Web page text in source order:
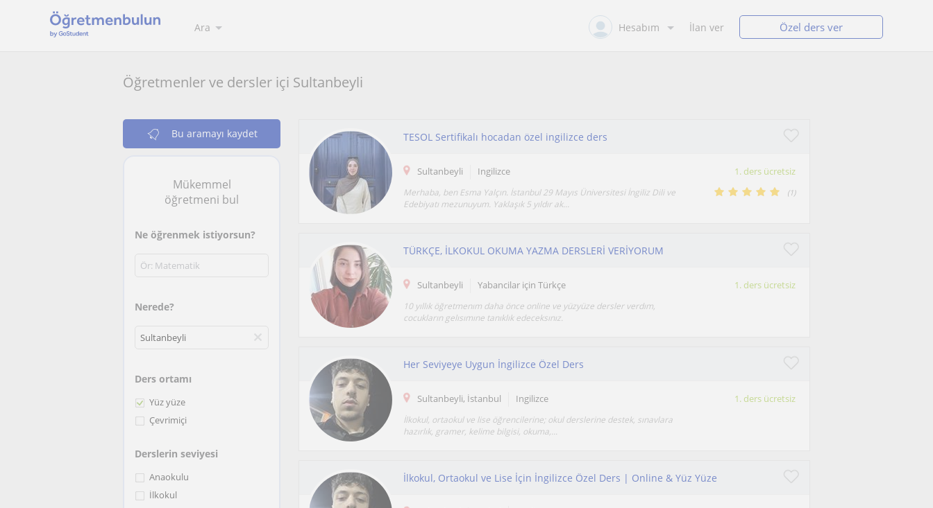
Ara Hesabım İlan ver Özel ders ver
Öğretmenler ve dersler içi Sultanbeyli
Bu aramayı kaydet
Mükemmel
öğretmeni bul
Ne öğrenmek istiyorsun?
Nerede?
Ders ortamı
Yüz yüze
Çevrimiçi
Derslerin seviyesi
Anaokulu
İlkokul
TESOL Sertifikalı hocadan özel ingilizce ders
Sultanbeyli Ingilizce 1. ders ücretsiz
Merhaba, ben Esma Yalçın. İstanbul 29 Mayıs Üniversitesi İngiliz Dili ve
Edebiyatı mezunuyum. Yaklaşık 5 yıldır ak...
(1)
TÜRKÇE, İLKOKUL OKUMA YAZMA DERSLERİ VERİYORUM
Sultanbeyli Yabancilar için Türkçe 1. ders ücretsiz
10 yıllık öğretmenım daha önce online ve yüzyüze dersler verdım,
cocukların gelısımıne tanıklık edeceksınız.
Her Seviyeye Uygun İngilizce Özel Ders
Sultanbeyli, İstanbul Ingilizce 1. ders ücretsiz
İlkokul, ortaokul ve lise öğrencilerine; okul derslerine destek, sınavlara
hazırlık, gramer, kelime bilgisi, okuma,...
İlkokul, Ortaokul ve Lise İçin İngilizce Özel Ders | Online & Yüz Yüze